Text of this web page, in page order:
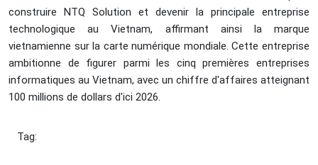
construire NTQ Solution et devenir la principale entreprise
technologique au Vietnam, affirmant ainsi la marque
vietnamienne sur la carte numérique mondiale. Cette entreprise
ambitionne de figurer parmi les cinq premières entreprises
informatiques au Vietnam, avec un chiffre d'affaires atteignant
100 millions de dollars d'ici 2026.
Tag: